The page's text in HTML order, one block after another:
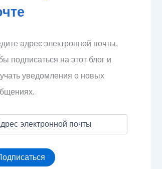
адрес электронной почты,
подписаться на этот блог и
уведомления о новых